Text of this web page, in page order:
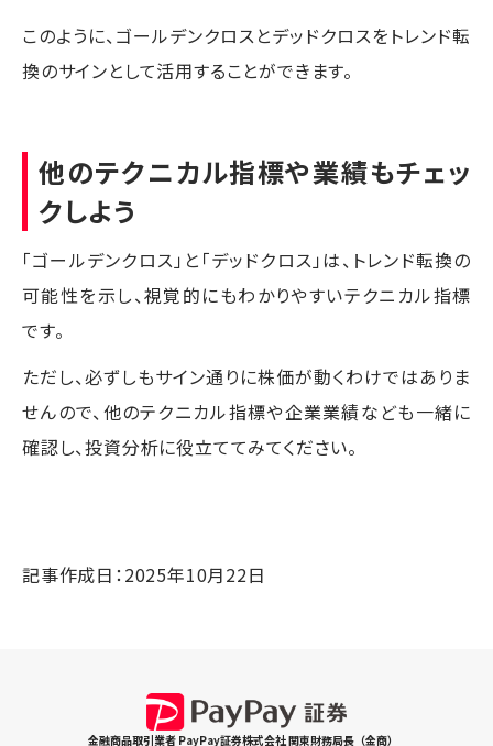
このように、ゴールデンクロスとデッドクロスをトレンド転
換のサインとして活用することができます。
他のテクニカル指標や業績もチェッ
クしよう
「ゴールデンクロス」と「デッドクロス」は、トレンド転換の
可能性を示し、視覚的にもわかりやすいテクニカル指標
です。
ただし、必ずしもサイン通りに株価が動くわけではありま
せんので、他のテクニカル指標や企業業績なども一緒に
確認し、投資分析に役立ててみてください。
記事作成日：2025年10月22日
金融商品取引業者 PayPay証券株式会社 関東財務局長（金商）